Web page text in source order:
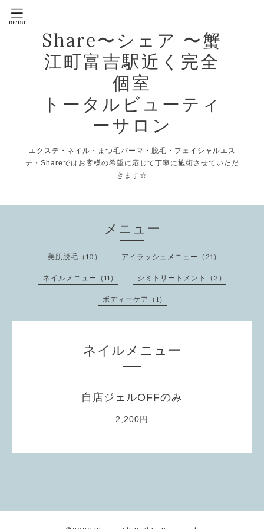
Share〜シェア 〜蟹
江町富吉駅近く完全
個室
トータルビューティ
ーサロン
エクステ・ネイル・まつ毛パーマ・脱毛・フェイシャルエス
テ・Shareではお客様の希望に応じて丁寧に施術させていただ
きます☆
メニュー
美肌脱毛（10） アイラッシュメニュー（21）
ネイルメニュー（11） シミトリートメント（2）
ボディーケア（1）
ネイルメニュー
自店ジェルOFFのみ
2,200円